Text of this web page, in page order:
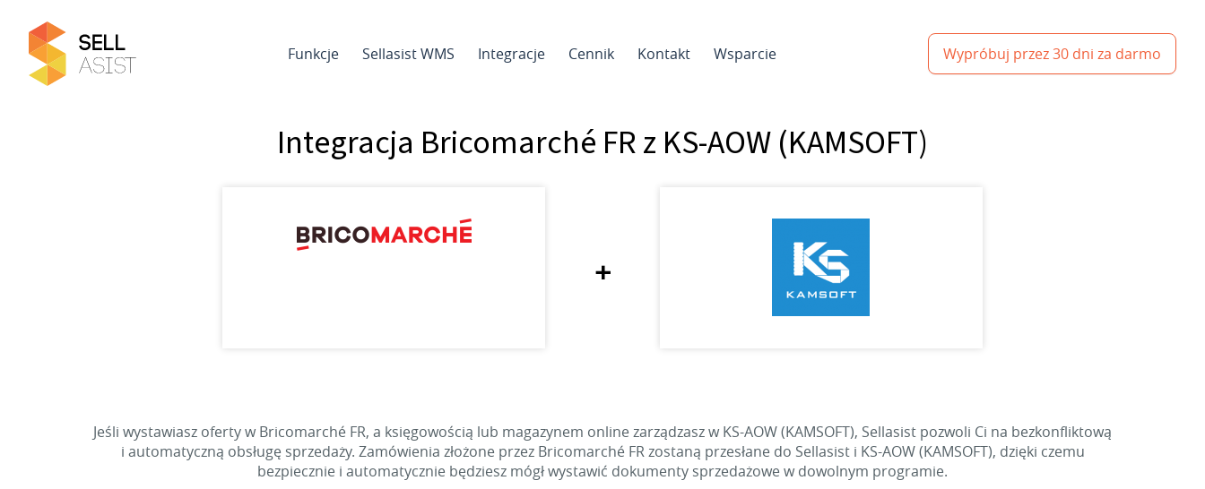
Funkcje Sellasist WMS Integracje Cennik Kontakt Wsparcie Wypróbuj przez 30 dni za darmo
Integracja Bricomarché FR z KS-AOW (KAMSOFT)
+
Jeśli wystawiasz oferty w Bricomarché FR, a księgowością lub magazynem online zarządzasz w KS-AOW (KAMSOFT), Sellasist pozwoli Ci na bezkonfliktową
i automatyczną obsługę sprzedaży. Zamówienia złożone przez Bricomarché FR zostaną przesłane do Sellasist i KS-AOW (KAMSOFT), dzięki czemu
bezpiecznie i automatycznie będziesz mógł wystawić dokumenty sprzedażowe w dowolnym programie.